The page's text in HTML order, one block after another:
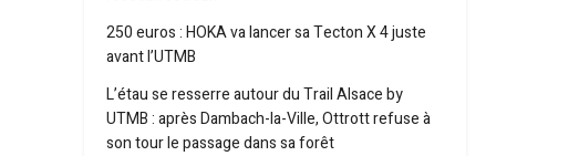
250 euros : HOKA va lancer sa Tecton X 4 juste
avant l’UTMB
L’étau se resserre autour du Trail Alsace by
UTMB : après Dambach-la-Ville, Ottrott refuse à
son tour le passage dans sa forêt